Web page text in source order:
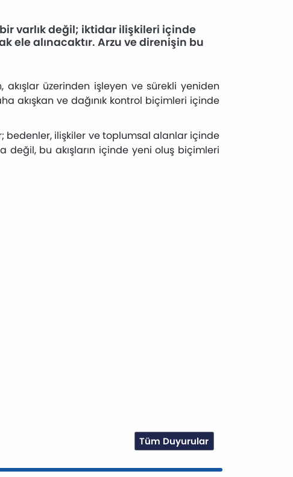
varlık değil; iktidar ilişkileri içinde
ele alınacaktır. Arzu ve direnişin bu
üzerinden işleyen ve sürekli yeniden
akışkan ve dağınık kontrol biçimleri içinde
bedenler, ilişkiler ve toplumsal alanlar içinde
değil, bu akışların içinde yeni oluş biçimleri
Tüm Duyurular